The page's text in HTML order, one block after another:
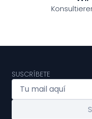
SUSCRÍBETE